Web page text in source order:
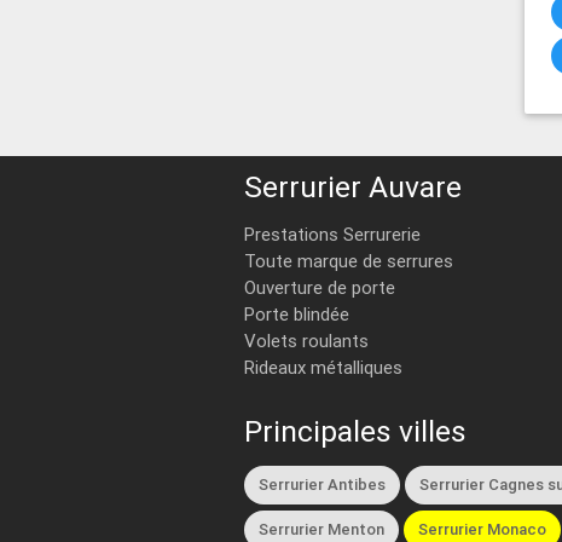
Serrurier Auvare
Prestations Serrurerie
Toute marque de serrures
Ouverture de porte
Porte blindée
Volets roulants
Rideaux métalliques
Principales villes
Serrurier Antibes Serrurier Cagnes
Serrurier Menton Serrurier Monaco